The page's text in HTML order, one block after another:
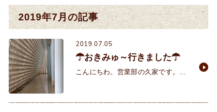
2019年7月の記事
2019.07.05
☂おきみゅ～行きました☂
こんにちわ。営業部の久家です。梅
って参りました。 沖縄はしっかり梅